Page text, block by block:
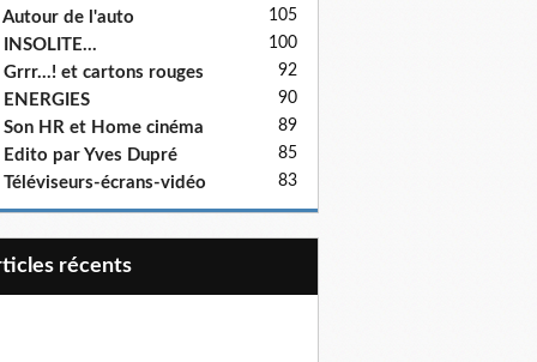
de l'auto 105
100
et cartons rouges 92
90
HR et Home cinéma 89
par Yves Dupré 85
écrans-vidéo 83
récents